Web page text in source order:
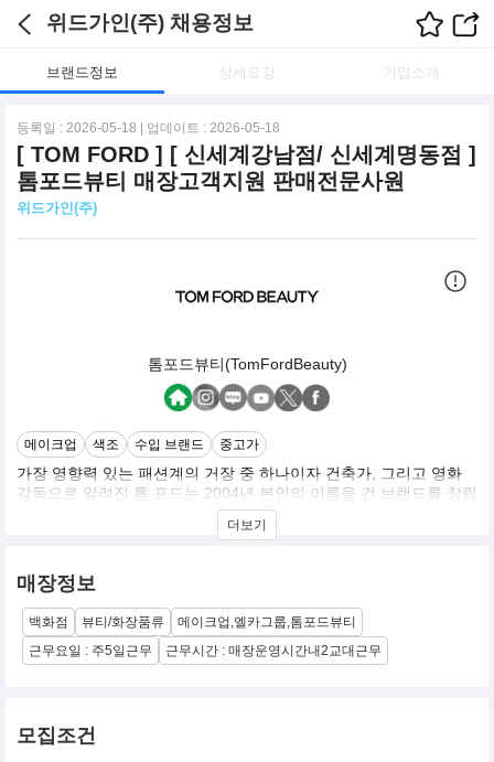
위드가인(주) 채용정보
브랜드정보 상세요강 기업소개
등록일 : 2026-05-18 | 업데이트 : 2026-05-18
[ TOM FORD ] [ 신세계강남점/ 신세계명동점 ]
톰포드뷰티 매장고객지원 판매전문사원
위드가인(주)
톰포드뷰티(TomFordBeauty)
메이크업 색조 수입 브랜드 중고가
가장 영향력 있는 패션계의 거장 중 하나이자 건축가, 그리고 영화
감독으로 알려진 톰 포드는 2004년 본인의 이름을 건 브랜드를 창립
했습니다. ‘톰 포드 뷰티’는 제품력과 서비스 그리고 장인 정신을 다
양하게 갖춘 하이-엔드 뷰티 브랜드입니다. 톰 포드는 메이크업, 스
며, 부드럽고 우아하게 또는 강렬하고 과감하게 본인의 가장 매력적
이고 열정적인 모습을 표현하는 힘을 지녔다고 말합니다. 여성 개개
인에게 잠재된 아름다움과 보다 결점 없이 빛나는 피부, 매력적이고
감각적인 컬러 표현을 위한 스킨 케어부터 메이크업 제품까지 다양
한 제품을 선보이고 있습니다. 또한 고귀한 원료를 사용한 ‘럭셔리
사랑 받고 있습니다.
더보기
매장정보
백화점 뷰티/화장품류
메이크업,엘카그룹,톰포드뷰티
근무요일 : 주5일근무
근무시간 : 매장운영시간내2교대근무
모집조건